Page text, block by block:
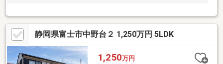
静岡県富士市中野台２ 1,250万円 5LDK
1,250万円